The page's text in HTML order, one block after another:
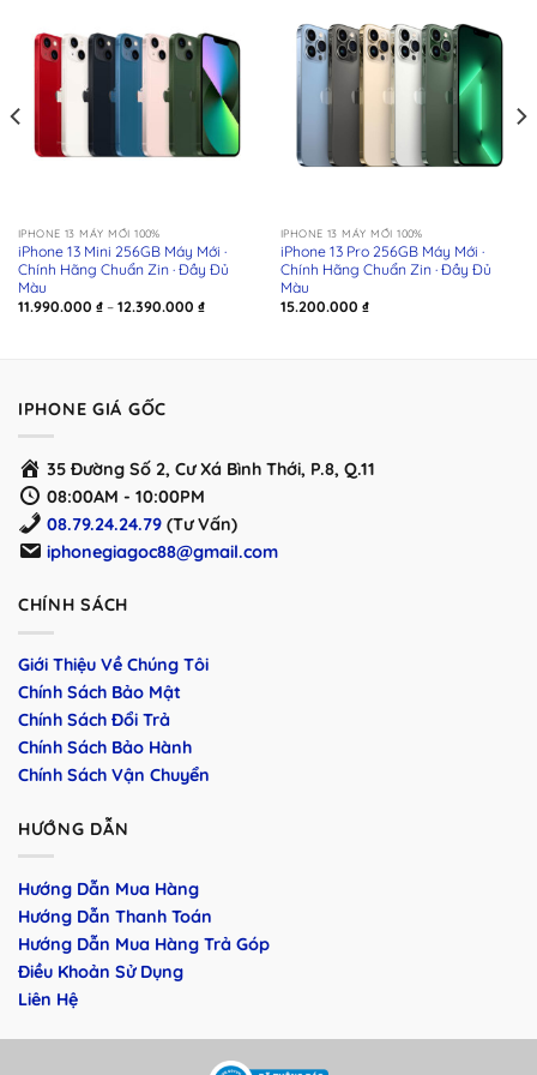
IPHONE 13 MÁY MỚI 100%
iPhone 13 Mini 256GB Máy Mới ·
Chính Hãng Chuẩn Zin · Đầy Đủ
Màu
11.990.000 ₫ – 12.390.000 ₫Khoảng
IPHONE 13 MÁY MỚI 100%
iPhone 13 Pro 256GB Máy Mới ·
Chính Hãng Chuẩn Zin · Đầy Đủ
Màu
15.200.000 ₫
IPHONE GIÁ GỐC
35 Đường Số 2, Cư Xá Bình Thới, P.8, Q.11
08:00AM - 10:00PM
08.79.24.24.79 (Tư Vấn)
iphonegiagoc88@gmail.com
CHÍNH SÁCH
Giới Thiệu Về Chúng Tôi
Chính Sách Bảo Mật
Chính Sách Đổi Trả
Chính Sách Bảo Hành
Chính Sách Vận Chuyển
HƯỚNG DẪN
Hướng Dẫn Mua Hàng
Hướng Dẫn Thanh Toán
Hướng Dẫn Mua Hàng Trả Góp
Điều Khoản Sử Dụng
Liên Hệ